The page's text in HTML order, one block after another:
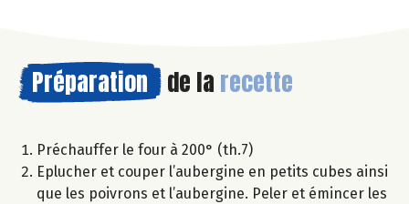
Préparation de la recette
Préchauffer le four à 200° (th.7)
Eplucher et couper l’aubergine en petits cubes ainsi
que les poivrons et l’aubergine. Peler et émincer les